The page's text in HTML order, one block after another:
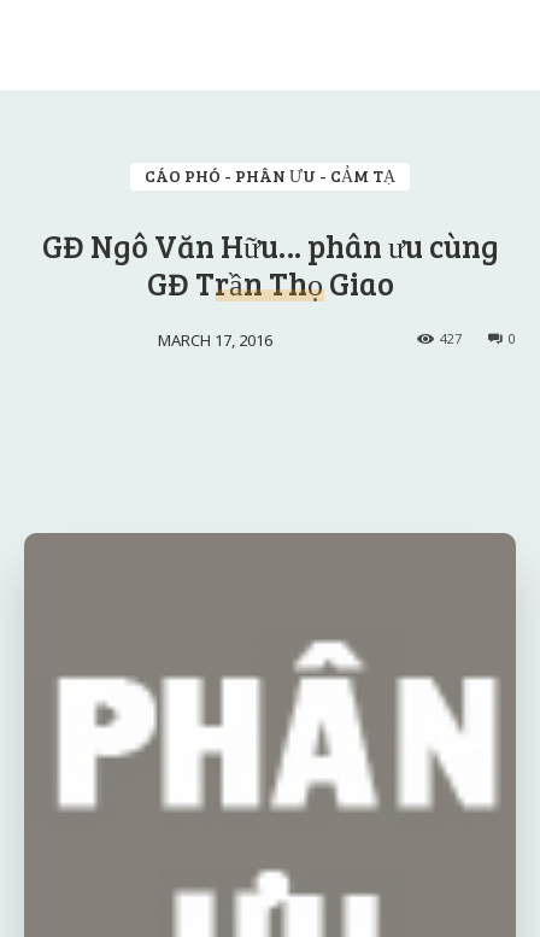
CÁO PHÓ - PHÂN ƯU - CẢM TẠ
GĐ Ngô Văn Hữu… phân ưu cùng
GĐ Trần Thọ Giao
MARCH 17, 2016 0
427